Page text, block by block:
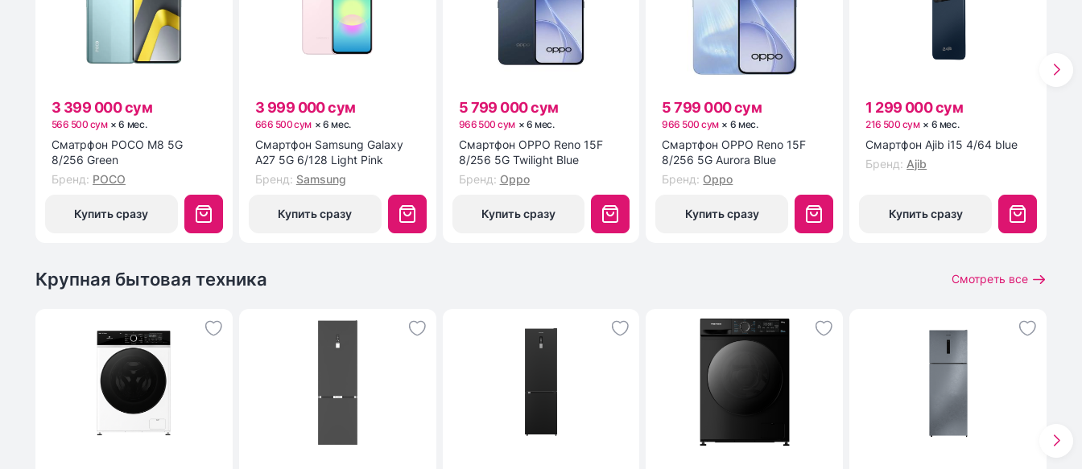
3 399 000 сум
566 500 сум ×6 мес.
Сматрфон POCO M8 5G
8/256 Green
Бренд: POCO
Купить сразу
3 999 000 сум
666 500 сум ×6 мес.
Смартфон Samsung Galaxy
A27 5G 6/128 Light Pink
Бренд: Samsung
Купить сразу
5 799 000 сум
966 500 сум × 6 мес.
Смартфон OPPO Reno 15F
8/256 5G Twilight Blue
Бренд: Oppo
Купить сразу
5 799 000 сум
966 500 сум × 6 мес.
Смартфон OPPO Reno 15F
8/256 5G Aurora Blue
Бренд: Oppo
Купить сразу
1 299 000 сум
216 500 сум × 6 мес.
Смартфон Ajib i15 4/64 blue
Бренд: Ajib
Купить сразу
Крупная бытовая техника Смотреть все